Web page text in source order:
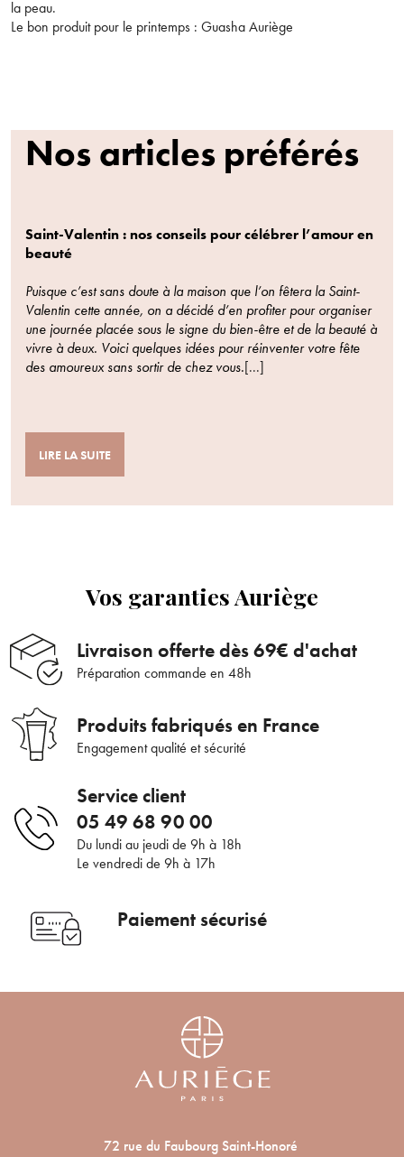
Voulez-vous vraiment supprimer le produit suivant du
panier ?
la peau.
Le bon produit pour le printemps : Guasha Auriège
Nos articles préférés
Saint-Valentin : nos conseils pour célébrer l’amour en
beauté
Puisque c’est sans doute à la maison que l’on fêtera la Saint-
Valentin cette année, on a décidé d’en profiter pour organiser
une journée placée sous le signe du bien-être et de la beauté à
vivre à deux. Voici quelques idées pour réinventer votre fête
des amoureux sans sortir de chez vous.[...]
LIRE LA SUITE
Vos garanties Auriège
Livraison offerte dès 69€ d'achat
Préparation commande en 48h
Produits fabriqués en France
Engagement qualité et sécurité
Service client
05 49 68 90 00
Du lundi au jeudi de 9h à 18h
Le vendredi de 9h à 17h
Paiement sécurisé
72 rue du Faubourg Saint-Honoré
Bienvenue !
bénéficier de nos conseils de saison, inscrivez-
vous à notre Newsletter.
JE M’INSCRIS
En renseignant votre adresse e-mail, vous acceptez de recevoir des
communications par e-mail de la part d’Auriège.